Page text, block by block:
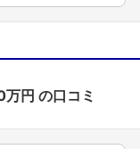
万円 の口コミ